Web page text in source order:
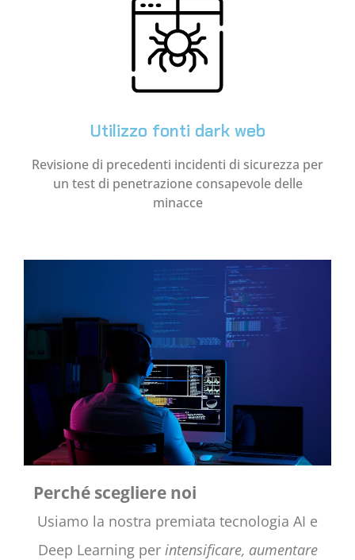
Utilizzo fonti dark web
Revisione di precedenti incidenti di sicurezza per
un test di penetrazione consapevole delle
minacce
Perché scegliere noi
Usiamo la nostra premiata tecnologia AI e
Deep Learning per intensificare, aumentare